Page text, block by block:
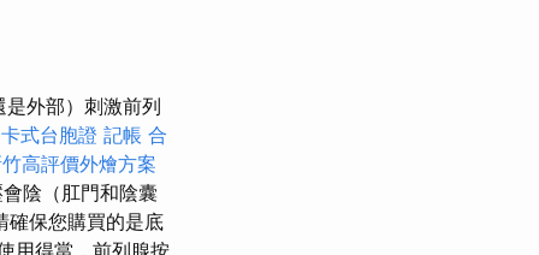
外部）刺激前列
式台胞證 記帳 合
高評價外燴方案
陰（肛門和陰囊
確保您購買的是底
用得當，前列腺按